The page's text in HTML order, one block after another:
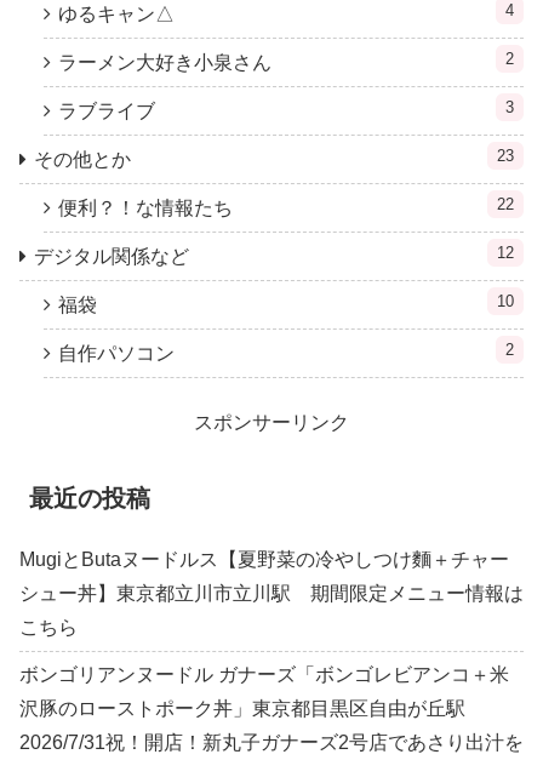
ゆるキャン△ 4
ラーメン大好き小泉さん 2
ラブライブ 3
その他とか 23
便利？！な情報たち 22
デジタル関係など 12
福袋 10
自作パソコン 2
スポンサーリンク
最近の投稿
MugiとButaヌードルス【夏野菜の冷やしつけ麵＋チャー
シュー丼】東京都立川市立川駅 期間限定メニュー情報は
こちら
ボンゴリアンヌードル ガナーズ「ボンゴレビアンコ＋米
沢豚のローストポーク丼」東京都目黒区自由が丘駅
2026/7/31祝！開店！新丸子ガナーズ2号店であさり出汁を